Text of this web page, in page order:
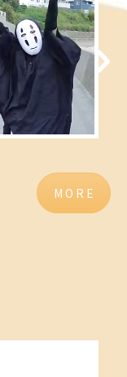
M O R E